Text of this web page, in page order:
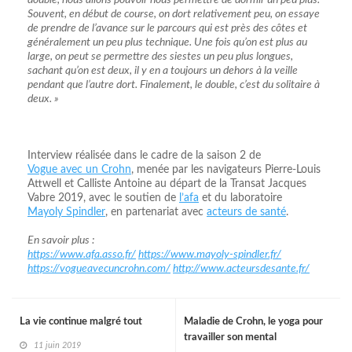
Souvent, en début de course, on dort relativement peu, on essaye
de prendre de l’avance sur le parcours qui est près des côtes et
généralement un peu plus technique. Une fois qu’on est plus au
large, on peut se permettre des siestes un peu plus longues,
sachant qu’on est deux, il y en a toujours un dehors à la veille
pendant que l’autre dort. Finalement, le double, c’est du solitaire à
deux. »
Interview réalisée dans le cadre de la saison 2 de
Vogue avec un Crohn, menée par les navigateurs Pierre-Louis
Attwell et Calliste Antoine au départ de la Transat Jacques
Vabre 2019, avec le soutien de l’afa et du laboratoire
Mayoly Spindler, en partenariat avec acteurs de santé.
En savoir plus :
https://www.afa.asso.fr/ https://www.mayoly-spindler.fr/
https://vogueavecuncrohn.com/ http://www.acteursdesante.fr/
Maladie de Crohn, le yoga pour
travailler son mental
La vie continue malgré tout
11 juin 2019